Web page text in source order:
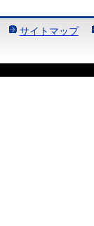
サイトマップ